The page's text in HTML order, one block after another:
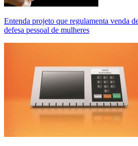
Entenda projeto que regulamenta venda
defesa pessoal de mulheres